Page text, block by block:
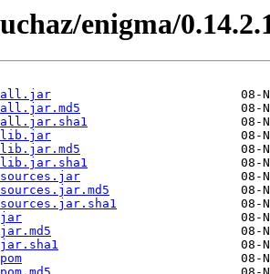
enigma/
all.jar
all.jar.md5
all.jar.sha1
lib.jar
lib.jar.md5
lib.jar.sha1
sources.jar